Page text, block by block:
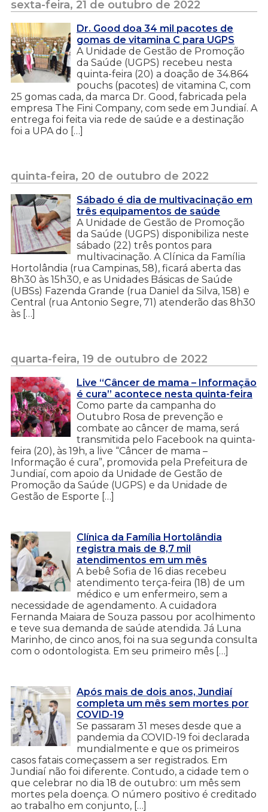
sexta-feira, 21 de outubro de 2022
Dr. Good doa 34 mil pacotes de
gomas de vitamina C para UGPS
A Unidade de Gestão de Promoção
da Saúde (UGPS) recebeu nesta
quinta-feira (20) a doação de 34.864
pouchs (pacotes) de vitamina C, com
25 gomas cada, da marca Dr. Good, fabricada pela
empresa The Fini Company, com sede em Jundiaí. A
entrega foi feita via rede de saúde e a destinação
foi a UPA do […]
quinta-feira, 20 de outubro de 2022
Sábado é dia de multivacinação em
três equipamentos de saúde
A Unidade de Gestão de Promoção
da Saúde (UGPS) disponibiliza neste
sábado (22) três pontos para
multivacinação. A Clínica da Família
Hortolândia (rua Campinas, 58), ficará aberta das
8h30 às 15h30, e as Unidades Básicas de Saúde
(UBSs) Fazenda Grande (rua Daniel da Silva, 158) e
Central (rua Antonio Segre, 71) atenderão das 8h30
às […]
quarta-feira, 19 de outubro de 2022
Live “Câncer de mama – Informação
é cura” acontece nesta quinta-feira
Como parte da campanha do
Outubro Rosa de prevenção e
combate ao câncer de mama, será
transmitida pelo Facebook na quinta-
feira (20), às 19h, a live “Câncer de mama –
Informação é cura”, promovida pela Prefeitura de
Jundiaí, com apoio da Unidade de Gestão de
Promoção da Saúde (UGPS) e da Unidade de
Gestão de Esporte […]
Clínica da Família Hortolândia
registra mais de 8,7 mil
atendimentos em um mês
A bebê Sofia de 16 dias recebeu
atendimento terça-feira (18) de um
médico e um enfermeiro, sem a
necessidade de agendamento. A cuidadora
Fernanda Maiara de Souza passou por acolhimento
e teve sua demanda de saúde atendida. Já Luna
Marinho, de cinco anos, foi na sua segunda consulta
com o odontologista. Em seu primeiro mês […]
Após mais de dois anos, Jundiaí
completa um mês sem mortes por
COVID-19
Se passaram 31 meses desde que a
pandemia da COVID-19 foi declarada
mundialmente e que os primeiros
casos fatais começassem a ser registrados. Em
Jundiaí não foi diferente. Contudo, a cidade tem o
que celebrar no dia 18 de outubro: um mês sem
mortes pela doença. O número positivo é creditado
ao trabalho em conjunto, […]